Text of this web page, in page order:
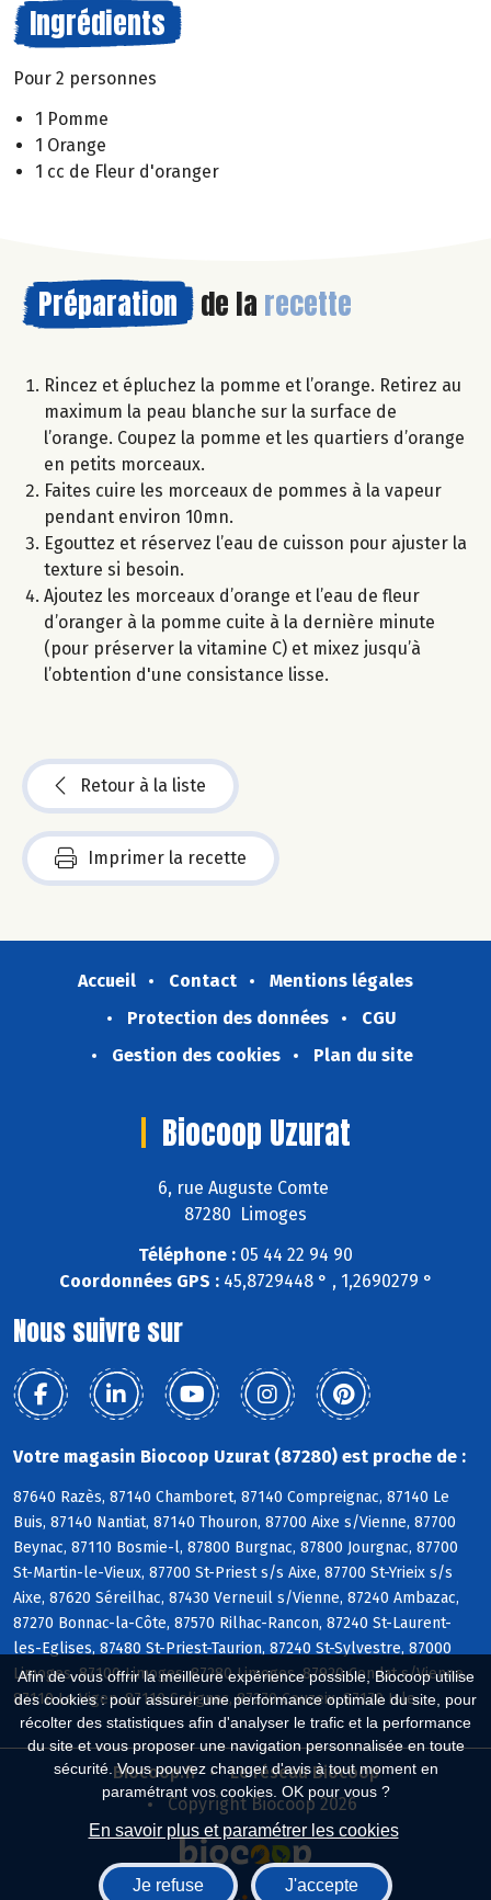
Afin de vous offrir la meilleure expérience possible, Biocoop utilise
des cookies : pour assurer une performance optimale du site, pour
récolter des statistiques afin d'analyser le trafic et la performance
du site et vous proposer une navigation personnalisée en toute
sécurité. Vous pouvez changer d'avis à tout moment en
paramétrant vos cookies. OK pour vous ?
En savoir plus et paramétrer les cookies
Je refuse J'accepte
Ingrédients
Pour 2 personnes
1 Pomme
1 Orange
1 cc de Fleur d'oranger
Préparation de la recette
Rincez et épluchez la pomme et l’orange. Retirez au
maximum la peau blanche sur la surface de
l’orange. Coupez la pomme et les quartiers d’orange
en petits morceaux.
Faites cuire les morceaux de pommes à la vapeur
pendant environ 10mn.
Egouttez et réservez l’eau de cuisson pour ajuster la
texture si besoin.
Ajoutez les morceaux d’orange et l’eau de fleur
d’oranger à la pomme cuite à la dernière minute
(pour préserver la vitamine C) et mixez jusqu’à
l’obtention d'une consistance lisse.
Retour à la liste
Imprimer la recette
Accueil Contact
Mentions légales
Protection des données
CGU
Gestion des cookies
Plan du site
Biocoop Uzurat
6, rue Auguste Comte
87280 Limoges
Téléphone : 05 44 22 94 90
Coordonnées GPS :45,8729448 ° , 1,2690279 °
Nous suivre sur
Votre magasin Biocoop Uzurat (87280) est proche de :
87640 Razès, 87140 Chamboret, 87140 Compreignac, 87140 Le
Buis, 87140 Nantiat, 87140 Thouron, 87700 Aixe s/Vienne, 87700
Beynac, 87110 Bosmie-l, 87800 Burgnac, 87800 Jourgnac, 87700
St-Martin-le-Vieux, 87700 St-Priest s/s Aixe, 87700 St-Yrieix s/s
Aixe, 87620 Séreilhac, 87430 Verneuil s/Vienne, 87240 Ambazac,
87270 Bonnac-la-Côte, 87570 Rilhac-Rancon, 87240 St-Laurent-
les-Eglises, 87480 St-Priest-Taurion, 87240 St-Sylvestre, 87000
Limoges, 87100 Limoges, 87280 Limoges, 87920 Condat s/Vienne,
87110 Le Vigen, 87110 Solignac, 87270 Couzeix, 87170 Isle
Biocoop.fr
Le réseau Biocoop
Copyright Biocoop 2026